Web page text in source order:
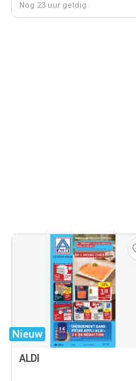
Nog 23 uur geldig
Nieuw
ALDI